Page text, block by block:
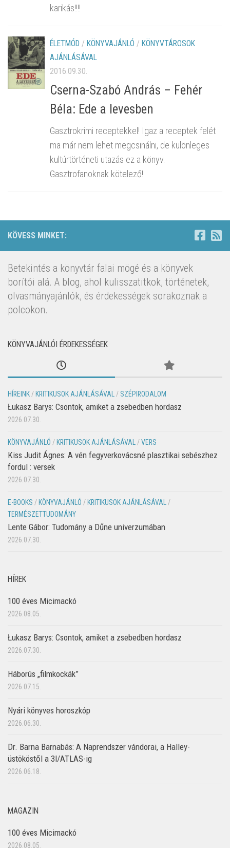
karikás!!!!
ÉLETMÓD / KÖNYVAJÁNLÓ / KÖNYVTÁROSOK
AJÁNLÁSÁVAL
2016.09.30.
Cserna-Szabó András – Fehér
Béla: Ede a levesben
Gasztrokrimi receptekkel! Igaz a receptek felét
ma már nem lehet megcsinálni, de különleges
kultúrtörténeti utazás ez a könyv.
Gasztrofanoknak kötelező!
KÖVESS MINKET:
Betekintés a könyvtár falai mögé és a könyvek
borítói alá. A blog, ahol kulisszatitkok, történetek,
olvasmányajánlók, és érdekességek sorakoznak a
polcokon.
KÖNYVAJÁNLÓI ÉRDEKESSÉGEK
HÍREINK/ KRITIKUSOK AJÁNLÁSÁVAL/ SZÉPIRODALOM
Łukasz Barys: Csontok, amiket a zsebedben hordasz
2026.07.30.
KÖNYVAJÁNLÓ / KRITIKUSOK AJÁNLÁSÁVAL/VERS
Kiss Judit Ágnes: A vén fegyverkovácsné plasztikai sebészhez
fordul : versek
2026.07.30.
E-BOOKS / KÖNYVAJÁNLÓ / KRITIKUSOK AJÁNLÁSÁVAL/
TERMÉSZETTUDOMÁNY
Lente Gábor: Tudomány a Dűne univerzumában
2026.07.30.
HÍREK
100 éves Micimackó
2026.08.05.
Łukasz Barys: Csontok, amiket a zsebedben hordasz
2026.07.30.
Háborús „filmkockák”
2026.07.15.
Nyári könyves horoszkóp
2026.06.30.
Dr. Barna Barnabás: A Naprendszer vándorai, a Halley-
üstököstől a 3I/ATLAS-ig
2026.06.18.
MAGAZIN
100 éves Micimackó
2026.08.05.